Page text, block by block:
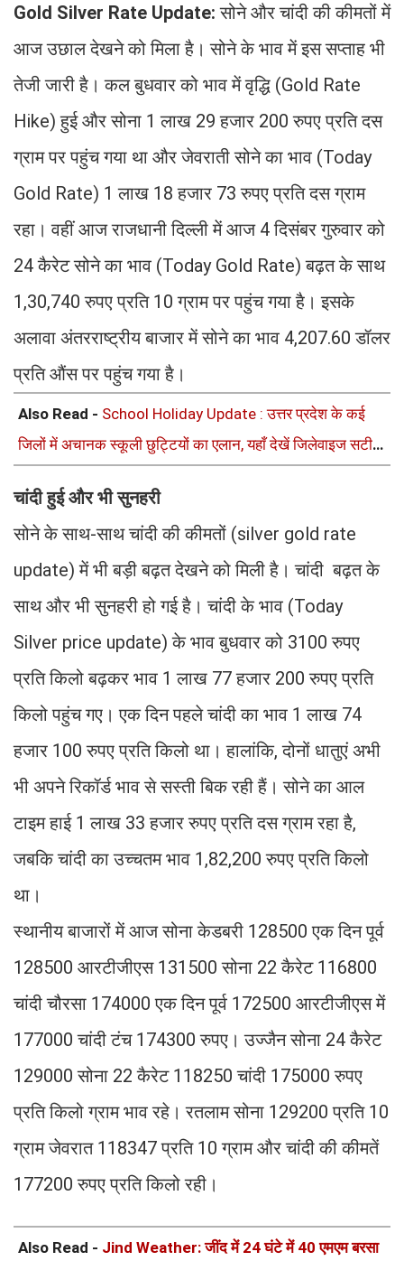
Gold Silver Rate Update:सोने और चांदी की कीमतों में
आज उछाल देखने को मिला है। सोने के भाव में इस सप्ताह भी
तेजी जारी है। कल बुधवार को भाव में वृद्धि (Gold Rate
Hike) हुई और सोना 1 लाख 29 हजार 200 रुपए प्रति दस
ग्राम पर पहुंच गया था और जेवराती सोने का भाव (Today
Gold Rate) 1 लाख 18 हजार 73 रुपए प्रति दस ग्राम
रहा। वहीं आज राजधानी दिल्ली में आज 4 दिसंबर गुरुवार को
24 कैरेट सोने का भाव (Today Gold Rate) बढ़त के साथ
1,30,740 रुपए प्रति 10 ग्राम पर पहुंच गया है। इसके
अलावा अंतरराष्ट्रीय बाजार में सोने का भाव 4,207.60 डॉलर
प्रति औंस पर पहुंच गया है।
Also Read - School Holiday Update : उत्तर प्रदेश के कई
जिलों में अचानक स्कूली छुट्टियों का एलान, यहाँ देखें जिलेवाइज सटीक
चांदी हुई और भी सुनहरी
सोने के साथ-साथ चांदी की कीमतों (silver gold rate
update) में भी बड़ी बढ़त देखने को मिली है। चांदी बढ़त के
साथ और भी सुनहरी हो गई है। चांदी के भाव (Today
Silver price update) के भाव बुधवार को 3100 रुपए
प्रति किलो बढ़कर भाव 1 लाख 77 हजार 200 रुपए प्रति
किलो पहुंच गए। एक दिन पहले चांदी का भाव 1 लाख 74
हजार 100 रुपए प्रति किलो था। हालांकि, दोनों धातुएं अभी
भी अपने रिकॉर्ड भाव से सस्ती बिक रही हैं। सोने का आल
टाइम हाई 1 लाख 33 हजार रुपए प्रति दस ग्राम रहा है,
जबकि चांदी का उच्चतम भाव 1,82,200 रुपए प्रति किलो
था।
स्थानीय बाजारों में आज सोना केडबरी 128500 एक दिन पूर्व
128500 आरटीजीएस 131500 सोना 22 कैरेट 116800
चांदी चौरसा 174000 एक दिन पूर्व 172500 आरटीजीएस में
177000 चांदी टंच 174300 रुपए। उज्जैन सोना 24 कैरेट
129000 सोना 22 कैरेट 118250 चांदी 175000 रुपए
प्रति किलो ग्राम भाव रहे। रतलाम सोना 129200 प्रति 10
ग्राम जेवरात 118347 प्रति 10 ग्राम और चांदी की कीमतें
177200 रुपए प्रति किलो रही।
Also Read - Jind Weather: जींद में 24 घंटे में 40 एमएम बरसा